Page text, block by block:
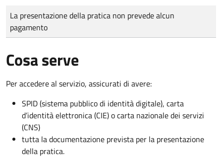
Tipo di pagamento
Importo
La presentazione della pratica non prevede alcun
pagamento
Cosa serve
Per accedere al servizio, assicurati di avere:
SPID (sistema pubblico di identità digitale), carta
d’identità elettronica (CIE) o carta nazionale dei servizi
(CNS)
tutta la documentazione prevista per la presentazione
della pratica.